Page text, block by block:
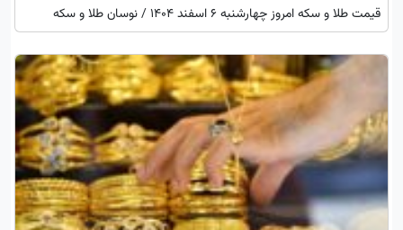
قیمت طلا و سکه امروز چهارشنبه ۶ اسفند ۱۴۰۴ / نوسان طلا و سکه